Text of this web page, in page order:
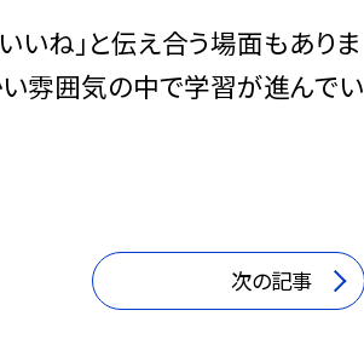
いね」と伝え合う場面もありま
雰囲気の中で学習が進んでい
次の記事